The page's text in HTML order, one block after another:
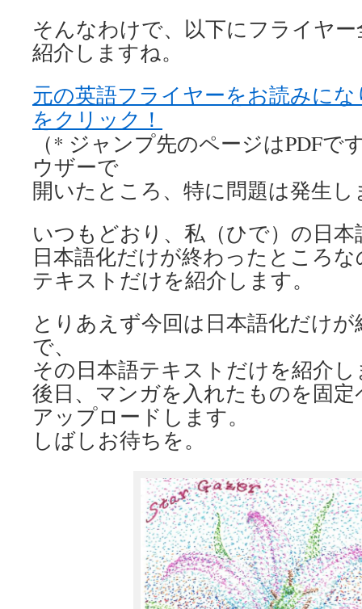
そんなわけで、以下にフライヤ
紹介しますね。
元の英語フライヤーをお読みに
をクリック！
（* ジャンプ先のページはPDFで
ウザーで
開いたところ、特に問題は発生
いつもどおり、私（ひで）の日本
日本語化だけが終わったところ
テキストだけを紹介します。
とりあえず今回は日本語化だけ
で、
その日本語テキストだけを紹介
後日、マンガを入れたものを固定
アップロードします。
しばしお待ちを。